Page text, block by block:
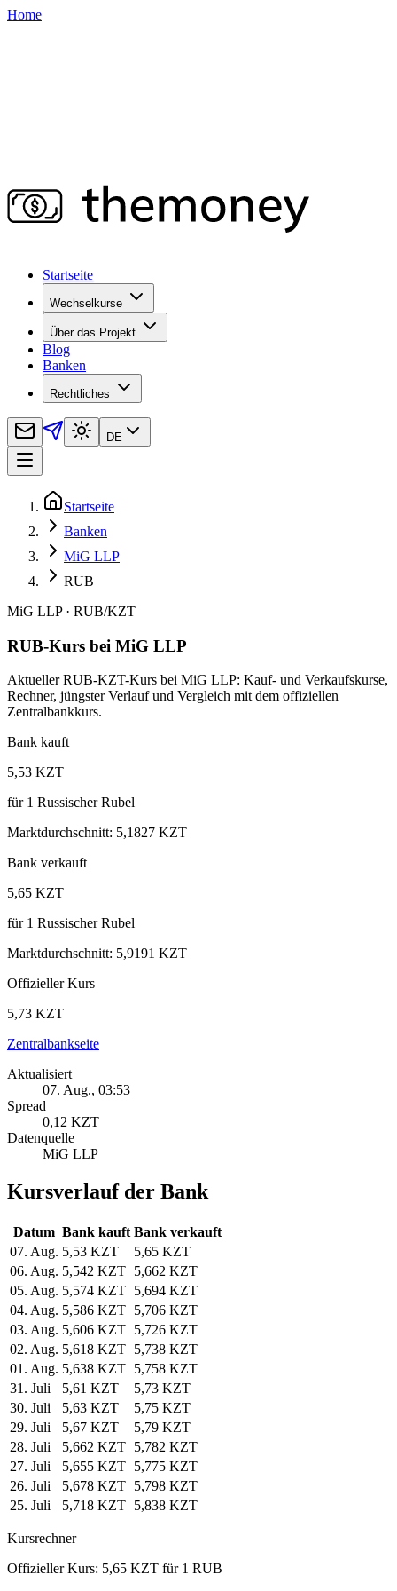
Home
Startseite
Wechselkurse
Über das Projekt
Blog
Banken
Rechtliches
DE
Startseite
Banken
MiG LLP
RUB
MiG LLP· RUB/KZT
RUB-Kurs bei MiG LLP
Aktueller RUB-KZT-Kurs bei MiG LLP: Kauf- und Verkaufskurse,
Rechner, jüngster Verlauf und Vergleich mit dem offiziellen
Zentralbankkurs.
Bank kauft
5,53 KZT
für1 Russischer Rubel
Marktdurchschnitt: 5,1827 KZT
Bank verkauft
5,65 KZT
für1 Russischer Rubel
Marktdurchschnitt: 5,9191 KZT
Offizieller Kurs
5,73 KZT
Zentralbankseite
Aktualisiert
07. Aug., 03:53
Spread
0,12 KZT
Datenquelle
MiG LLP
Kursverlauf der Bank
Datum Bank kauft Bank verkauft
07. Aug. 5,53 KZT
5,65 KZT
06. Aug. 5,542 KZT 5,662 KZT
05. Aug. 5,574 KZT 5,694 KZT
04. Aug. 5,586 KZT 5,706 KZT
03. Aug. 5,606 KZT 5,726 KZT
02. Aug. 5,618 KZT 5,738 KZT
01. Aug. 5,638 KZT 5,758 KZT
31. Juli
5,61 KZT
5,73 KZT
30. Juli
5,63 KZT
5,75 KZT
29. Juli
5,67 KZT
5,79 KZT
28. Juli
5,662 KZT 5,782 KZT
27. Juli
5,655 KZT 5,775 KZT
26. Juli
5,678 KZT 5,798 KZT
25. Juli
5,718 KZT 5,838 KZT
Kursrechner
Offizieller Kurs: 5,65 KZT für 1 RUB